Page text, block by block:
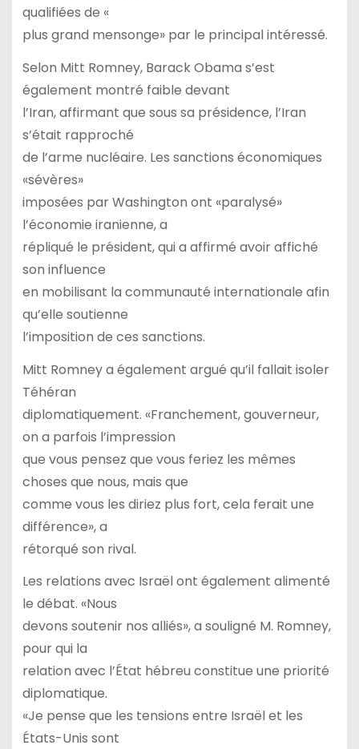
qualifiées de «
plus grand mensonge» par le principal intéressé.
Selon Mitt Romney, Barack Obama s’est
également montré faible devant
l’Iran, affirmant que sous sa présidence, l’Iran
s’était rapproché
de l’arme nucléaire. Les sanctions économiques
«sévères»
imposées par Washington ont «paralysé»
l’économie iranienne, a
répliqué le président, qui a affirmé avoir affiché
son influence
en mobilisant la communauté internationale afin
qu’elle soutienne
l’imposition de ces sanctions.
Mitt Romney a également argué qu’il fallait isoler
Téhéran
diplomatiquement. «Franchement, gouverneur,
on a parfois l’impression
que vous pensez que vous feriez les mêmes
choses que nous, mais que
comme vous les diriez plus fort, cela ferait une
différence», a
rétorqué son rival.
Les relations avec Israël ont également alimenté
le débat. «Nous
devons soutenir nos alliés», a souligné M. Romney,
pour qui la
relation avec l’État hébreu constitue une priorité
diplomatique.
«Je pense que les tensions entre Israël et les
États-Unis sont